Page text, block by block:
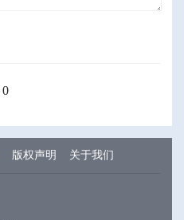
0
版权声明 关于我们